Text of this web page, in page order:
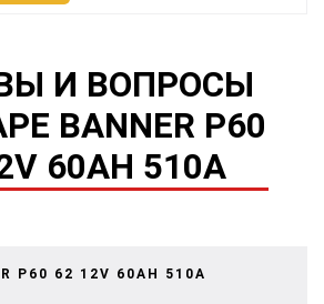
И ВОПРОСЫ
BANNER P60
60AH 510A
P60 62 12V 60AH 510A